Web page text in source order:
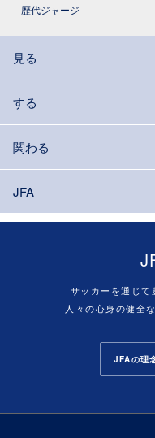
歴代ジャージ
見る
する
関わる
JFA
サッカーを通じて
人々の心身の健全
JFAの理